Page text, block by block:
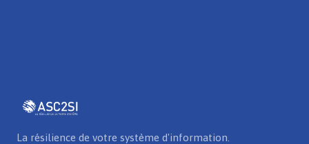
La résilience de votre système d'information.